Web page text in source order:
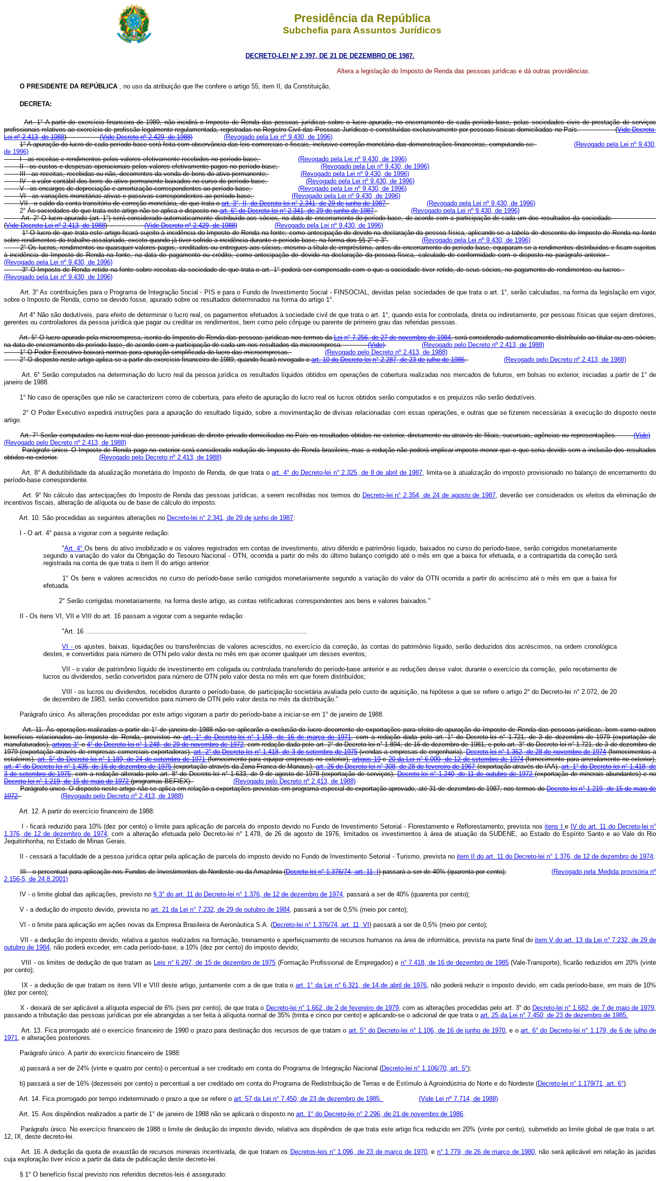
Presidência da República
Subchefia para Assuntos Jurídicos
DECRETO-LEI Nº 2.397, DE 21 DE DEZEMBRO DE 1987.
Altera a legislação do Imposto de Renda das pessoas jurídicas e dá outras providências.
O PRESIDENTE DA REPÚBLICA , no uso da atribuição que lhe confere o artigo 55, item II, da Constituição,
DECRETA:
Art. 1° A partir do exercício financeiro de 1989, não incidirá o Imposto de Renda das pessoas jurídicas sobre o lucro apurado, no encerramento de cada período-base, pelas sociedades civis de prestação de serviços
profissionais relativos ao exercício de profissão legalmente regulamentada, registradas no Registro Civil das Pessoas Jurídicas e constituídas exclusivamente por pessoas físicas domiciliadas no País.(Vide Decreto-
Lei nº 2.413, de 1988) (Vide Decreto nº 2.429, de 1988)
(Revogado pela Lei nº 9.430, de 1996)
1° A apuração do lucro de cada período-base será feita com observância das leis comerciais e fiscais, inclusive correção monetária das demonstrações financeiras, computando-se:
(Revogado pela Lei nº 9.430,
de 1996)
I - as receitas e rendimentos pelos valores efetivamente recebidos no período-base;
(Revogado pela Lei nº 9.430, de 1996)
II - os custos e despesas operacionais pelos valores efetivamente pagos no período-base;
(Revogado pela Lei nº 9.430, de 1996)
III - as receitas, recebidas ou não, decorrentes da venda de bens do ativo permanente;
(Revogado pela Lei nº 9.430, de 1996)
IV - o valor contábil dos bens do ativo permanente baixados no curso do período-base;
(Revogado pela Lei nº 9.430, de 1996)
V - os encargos de depreciação e amortização correspondentes ao período-base;
(Revogado pela Lei nº 9.430, de 1996)
VI - as variações monetárias ativas e passivas correspondentes ao período-base;
(Revogado pela Lei nº 9.430, de 1996)
VII - o saldo da conta transitória de correção monetária, de que trata oart. 3°, II, do Decreto-lei n° 2.341, de 29 de junho de 1987.
(Revogado pela Lei nº 9.430, de 1996)
2° Às sociedades de que trata este artigo não se aplica o disposto noart. 6° do Decreto-lei n° 2.341, de 29 de junho de 1987.
(Revogado pela Lei nº 9.430, de 1996)
Art. 2° O lucro apurado (art. 1°) será considerado automaticamente distribuído aos sócios, na data de encerramento do período-base, de acordo com a participação de cada um dos resultados da sociedade.
(Vide Decreto-Lei nº 2.413, de 1988) (Vide Decreto nº 2.429, de 1988)
(Revogado pela Lei nº 9.430, de 1996)
1° O lucro de que trata este artigo ficará sujeito à incidência do Imposto de Renda na fonte, como antecipação do devido na declaração da pessoa física, aplicando-se a tabela de desconto do Imposto de Renda na fonte
sobre rendimentos do trabalho assalariado, exceto quando já tiver sofrido a incidência durante o período-base, na forma dos §§ 2° e 3°.
(Revogado pela Lei nº 9.430, de 1996)
2° Os lucros, rendimentos ou quaisquer valores pagos, creditados ou entregues aos sócios, mesmo a título de empréstimo, antes do encerramento do período-base, equiparam-se a rendimentos distribuídos e ficam sujeitos
à incidência do Imposto de Renda na fonte, na data do pagamento ou crédito, como antecipação do devido na declaração da pessoa física, calculado de conformidade com o disposto no parágrafo anterior.
(Revogado pela Lei nº 9.430, de 1996)
3° O Imposto de Renda retido na fonte sobre receitas da sociedade de que trata o art. 1° poderá ser compensado com o que a sociedade tiver retido, de seus sócios, no pagamento de rendimentos ou lucros.
(Revogado pela Lei nº 9.430, de 1996)
Art. 3° As contribuições para o Programa de Integração Social - PIS e para o Fundo de Investimento Social - FINSOCIAL, devidas pelas sociedades de que trata o art. 1°, serão calculadas, na forma da legislação em vigor,
sobre o Imposto de Renda, como se devido fosse, apurado sobre os resultados determinados na forma do artigo 1°.
Art 4° Não são dedutíveis, para efeito de determinar o lucro real, os pagamentos efetuados à sociedade civil de que trata o art. 1°, quando esta for controlada, direta ou indiretamente, por pessoas físicas que sejam diretores,
gerentes ou controladores da pessoa jurídica que pagar ou creditar os rendimentos, bem como pelo cônjuge ou parente de primeiro grau das referidas pessoas.
Art. 5° O lucro apurado pela microempresa, isento do Imposto de Renda das pessoas jurídicas nos termos daLei n° 7.256, de 27 de novembro de 1984, será considerado automaticamente distribuído ao titular ou aos sócios,
na data de encerramento do período-base, de acordo com a participação de cada um nos resultados da microempresa.(Vide)
(Revogado pelo Decreto nº 2.413, de 1988)
1° O Poder Executivo baixará normas para apuração simplificada do lucro das microempresas.
(Revogado pelo Decreto nº 2.413, de 1988)
2° O disposto neste artigo aplica-se a partir do exercício financeiro de 1989, quando ficará revogado oart. 10 do Decreto-lei n° 2.287, de 23 de julho de 1986. (Revogado pelo Decreto nº 2.413, de 1988)
Art. 6° Serão computados na determinação do lucro real da pessoa jurídica os resultados líquidos obtidos em operações de cobertura realizadas nos mercados de futuros, em bolsas no exterior, iniciadas a partir de 1° de
janeiro de 1988.
1° No caso de operações que não se caracterizem como de cobertura, para efeito de apuração do lucro real os lucros obtidos serão computados e os prejuízos não serão dedutíveis.
2° O Poder Executivo expedirá instruções para a apuração do resultado líquido, sobre a movimentação de divisas relacionadas com essas operações, e outras que se fizerem necessárias à execução do disposto neste
artigo.
Art. 7° Serão computados no lucro real das pessoas jurídicas de direito privado domiciliadas no País os resultados obtidos no exterior, diretamente ou através de filiais, sucursais, agências ou representações.(Vide)
(Revogado pelo Decreto nº 2.413, de 1988)
Parágrafo único. O Imposto de Renda pago no exterior será considerado redução do Imposto de Renda brasileiro, mas a redução não poderá implicar imposto menor que o que seria devido sem a inclusão dos resultados
obtidos no exterior.
(Revogado pelo Decreto nº 2.413, de 1988)
Art. 8° A dedutibilidade da atualização monetária do Imposto de Renda, de que trata oart. 4° do Decreto-lei n° 2.325, de 8 de abril de 1987 , limita-se à atualização do imposto provisionado no balanço de encerramento do
período-base correspondente.
Art. 9° No cálculo das antecipações do Imposto de Renda das pessoas jurídicas, a serem recolhidas nos termos do Decreto-lei n° 2.354, de 24 de agosto de 1987 , deverão ser considerados os efeitos da eliminação de
incentivos fiscais, alteração de alíquota ou de base de cálculo do imposto.
Art. 10. São procedidas as seguintes alterações no Decreto-lei n° 2.341, de 29 de junho de 1987:
I - O art. 4° passa a vigorar com a seguinte redação:
"Art. 4°Os bens do ativo imobilizado e os valores registrados em contas de investimento, ativo diferido e patrimônio líquido, baixados no curso do período-base, serão corrigidos monetariamente
segundo a variação do valor da Obrigação do Tesouro Nacional - OTN, ocorrida a partir do mês do último balanço corrigido até o mês em que a baixa for efetuada, e a contrapartida da correção será
registrada na conta de que trata o item II do artigo anterior.
1° Os bens e valores acrescidos no curso do período-base serão corrigidos monetariamente segundo a variação do valor da OTN ocorrida a partir do acréscimo até o mês em que a baixa for
efetuada.
2° Serão corrigidas monetariamente, na forma deste artigo, as contas retificadoras correspondentes aos bens e valores baixados."
II - Os itens VI, VII e VIII do art. 16 passam a vigorar com a seguinte redação:
"Art. 16 .................................................................................................................
VI -os ajustes, baixas, liquidações ou transferências de valores acrescidos, no exercício da correção, às contas do patrimônio líquido, serão deduzidos dos acréscimos, na ordem cronológica
destes, e convertidos para número de OTN pelo valor desta no mês em que ocorrer qualquer um desses eventos;
VII - o valor de patrimônio líquido de investimento em coligada ou controlada transferido do período-base anterior e as reduções desse valor, durante o exercício da correção, pelo recebimento de
lucros ou dividendos, serão convertidos para número de OTN pelo valor desta no mês em que forem distribuídos;
VIII - os lucros ou dividendos, recebidos durante o período-base, de participação societária avaliada pelo custo de aquisição, na hipótese a que se refere o artigo 2° do Decreto-lei n° 2.072, de 20
de dezembro de 1983, serão convertidos para número de OTN pelo valor desta no mês da distribuição."
Parágrafo único. As alterações procedidas por este artigo vigoram a partir do período-base a iniciar-se em 1° de janeiro de 1988.
Art. 11. Às operações realizadas a partir de 1° de janeiro de 1988 não se aplicarão a exclusão do lucro decorrente de exportações para efeito de apuração do Imposto de Renda das pessoas jurídicas, bem como outros
benefícios relacionados ao Imposto de Renda, previstos noart. 1° do Decreto-lei n° 1.158, de 16 de março de 1971, com a redação dada pelo art. 1° do Decreto-lei n° 1.721, de 3 de dezembro de 1979 (exportação de
manufaturados),artigos 3°e4° do Decreto-lei n° 1.248, de 29 de novembro de 1972, com redação dada pelo art. 2° do Decreto-lei n° 1.894, de 16 de dezembro de 1981, e pelo art. 3° do Decreto-lei n° 1.721, de 3 de dezembro de
1979 (exportação através de empresas comerciais exportadoras),art. 2° do Decreto-lei n° 1.418, de 3 de setembro de 1975(vendas a empresas de engenharia),Decreto-lei n° 1.362, de 28 de novembro de 1974(fornecimentos a
estaleiros),art. 5° do Decreto-lei n° 1.189, de 24 de setembro de 1971(fornecimento para equipar empresas no exterior),artigos 19e20 da Lei n° 6.099, de 12 de setembro de 1974(fornecimento para arrendamento no exterior),
art. 4° do Decreto-lei n° 1.435, de 16 de dezembro de 1975(exportação através da Zona Franca de Manaus),art. 26 do Decreto-lei n° 308, de 28 de fevereiro de 1967(exportação através do IAA),art. 1° do Decreto-lei n° 1.418, de
3 de setembro de 1975, com a redação alterada pelo art. 8° do Decreto-lei n° 1.633, de 9 de agosto de 1978 (exportação de serviços),Decreto-lei n° 1.240, de 11 de outubro de 1972(exportação de minerais abundantes) e no
Decreto-lei n° 1.219, de 15 de maio de 1972(programas BEFIEX).
(Revogado pelo Decreto nº 2.413, de 1988)
Parágrafo único. O disposto neste artigo não se aplica em relação a exportações previstas em programa especial de exportação aprovado, até 31 de dezembro de 1987, nos termos doDecreto-lei n° 1.219, de 15 de maio de
1972. (Revogado pelo Decreto nº 2.413, de 1988)
Art. 12. A partir do exercício financeiro de 1988:
I - ficará reduzido para 10% (dez por cento) o limite para aplicação de parcela do imposto devido no Fundo de Investimento Setorial - Florestamento e Reflorestamento, prevista nositens Ie IV do art. 11 do Decreto-lei n°
1.376, de 12 de dezembro de 1974, com a alteração efetuada pelo Decreto-lei n° 1.478, de 26 de agosto de 1976, limitados os investimentos à área de atuação da SUDENE, ao Estado do Espírito Santo e ao Vale do Rio
Jequitinhonha, no Estado de Minas Gerais.
II - cessará a faculdade de a pessoa jurídica optar pela aplicação de parcela do imposto devido no Fundo de Investimento Setorial - Turismo, prevista no item II do art. 11 do Decreto-lei n° 1.376, de 12 de dezembro de 1974;
III - o percentual para aplicação nos Fundos de Investimentos do Nordeste ou da Amazônia (Decreto-lei n° 1.376/74, art. 11, I) passará a ser de 40% (quarenta por cento);
(Revogado pela Medida provisória nº
2.156-5, de 24.8.2001)
IV - o limite global das aplicações, previsto no § 3° do art. 11 do Decreto-lei n° 1.376, de 12 de dezembro de 1974 , passará a ser de 40% (quarenta por cento);
V - a dedução do imposto devido, prevista no art. 21 da Lei n° 7.232, de 29 de outubro de 1984 , passará a ser de 0,5% (meio por cento);
VI - o limite para aplicação em ações novas da Empresa Brasileira de Aeronáutica S.A. (Decreto-lei n° 1.376/74, art. 11, VI ) passará a ser de 0,5% (meio por cento);
VII - a dedução do imposto devido, relativa a gastos realizados na formação, treinamento e aperfeiçoamento de recursos humanos na área de informática, prevista na parte final doitem V do art. 13 da Lei n° 7.232, de 29 de
outubro de 1984 , não poderá exceder, em cada período-base, a 10% (dez por cento) do imposto devido;
VIII - os limites de dedução de que tratam as Leis n° 6.297, de 15 de dezembro de 1975 (Formação Profissional de Empregados) e n° 7.418, de 16 de dezembro de 1985(Vale-Transporte), ficarão reduzidos em 20% (vinte
por cento);
IX - a dedução de que tratam os itens VII e VIII deste artigo, juntamente com a de que trata o art. 1° da Lei n° 6.321, de 14 de abril de 1976, não poderá reduzir o imposto devido, em cada período-base, em mais de 10%
(dez por cento);
X - deixará de ser aplicável a alíquota especial de 6% (seis por cento), de que trata o Decreto-lei n° 1.662, de 2 de fevereiro de 1979, com as alterações procedidas pelo art. 3° do Decreto-lei n° 1.682, de 7 de maio de 1979
passando a tributação das pessoas jurídicas por ele abrangidas a ser feita à alíquota normal de 35% (trinta e cinco por cento) e aplicando-se o adicional de que trata o art. 25 da Lei n° 7.450, de 23 de dezembro de 1985.
Art. 13. Fica prorrogado até o exercício financeiro de 1990 o prazo para destinação dos recursos de que tratam o art. 5° do Decreto-lei n° 1.106, de 16 de junho de 1970 , e oart. 6° do Decreto-lei n° 1.179, de 6 de julho de
1971
, e alterações posteriores.
Parágrafo único. A partir do exercício financeiro de 1988:
a) passará a ser de 24% (vinte e quatro por cento) o percentual a ser creditado em conta do Programa de Integração Nacional (Decreto-lei n° 1.106/70, art. 5°);
b) passará a ser de 16% (dezesseis por cento) o percentual a ser creditado em conta do Programa de Redistribuição de Terras e de Estímulo à Agroindústria do Norte e do Nordeste (Decreto-lei n° 1.179/71, art. 6°).
Art. 14. Fica prorrogado por tempo indeterminado o prazo a que se refere o art. 57 da Lei n° 7.450, de 23 de dezembro de 1985. (Vide Lei nº 7.714, de 1988)
Art. 15. Aos dispêndios realizados a partir de 1° de janeiro de 1988 não se aplicará o disposto no art. 1° do Decreto-lei n° 2.296, de 21 de novembro de 1986
Parágrafo único. No exercício financeiro de 1988 o limite de dedução do imposto devido, relativa aos dispêndios de que trata este artigo fica reduzido em 20% (vinte por cento), submetido ao limite global de que trata o art.
12, IX, deste decreto-lei.
Art. 16. A dedução da quota de exaustão de recursos minerais incentivada, de que tratam os Decretos-leis n° 1.096, de 23 de março de 1970 , e n° 1.779, de 26 de março de 1980, não será aplicável em relação às jazidas
cuja exploração tiver início a partir da data de publicação deste decreto-lei.
§ 1° O benefício fiscal previsto nos referidos decretos-leis é assegurado: